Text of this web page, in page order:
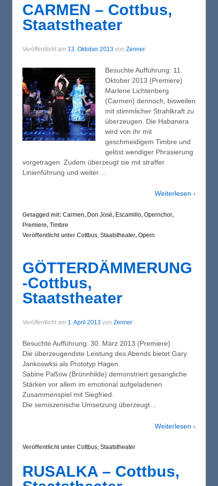
CARMEN – Cottbus,
Staatstheater
Veröffentlicht am 13. Oktober 2013 von Zenner
Besuchte Aufführung: 11.
Oktober 2013 (Premiere)
Marlene Lichtenberg
(Carmen) dennoch, bisweilen
mit stimmlicher Strahlkraft zu
überzeugen. Die Habanera
wird von ihr mit
geschmeidigem Timbre und
gelöst wendiger Phrasierung
vorgetragen. Zudem überzeugt sie mit straffer
Linienführung und weiter…
Weiterlesen ›
Getagged mit: Carmen, Don José, Escamillo, Opernchor,
Premiere, Timbre
Veröffentlicht unter Cottbus, Staatstheater, Opern
GÖTTERDÄMMERUNG
-Cottbus,
Staatstheater
Veröffentlicht am 1. April 2013 von Zenner
Besuchte Aufführung: 30. März 2013 (Premiere)
Die überzeugendste Leistung des Abends bietet Gary
Jankoswksi als Prototyp Hagen.
Sabine Paßow (Brünnhilde) demonstriert gesangliche
Stärken vor allem im emotional aufgeladenen
Zusammenspiel mit Siegfried.
Die semiszenische Umsetzung überzeugt…
Weiterlesen ›
Veröffentlicht unter Cottbus, Staatstheater
RUSALKA – Cottbus,